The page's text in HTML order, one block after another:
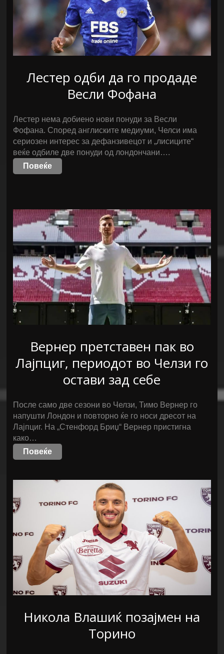
Лестер одби да го продаде
Весли Фофана
Лестер нема добиено нови понуди за Весли
Фофана. Според англиските медиуми, Челси има
сериозен интерес за дефанзивецот и „лисиците“
веќе одбиле две понуди од лондончани….
Повеќе
Вернер претставен пак во
Лајпциг, периодот во Челзи го
остави зад себе
После само две сезони во Челзи, Тимо Вернер го
напушти Лондон и повторно ќе го носи дресот на
Лајпциг. На „Стенфорд Бриџ“ Вернер пристигна
како…
Повеќе
Никола Влашиќ позајмен на
Торино